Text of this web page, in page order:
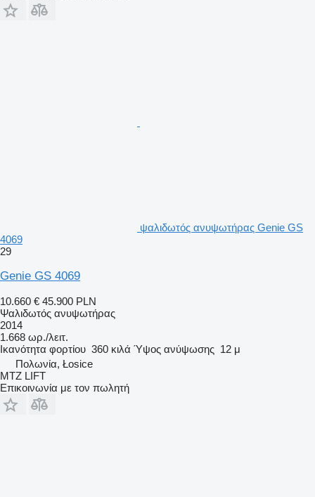
ψαλιδωτός ανυψωτήρας Genie GS
4069
29
Genie GS 4069
10.660 € 45.900 PLN
Ψαλιδωτός ανυψωτήρας
2014
1.668 ωρ./λειτ.
Ικανότητα φορτίου 360 κιλά Ύψος ανύψωσης 12 μ
Πολωνία, Łosice
MTZ LIFT
Επικοινωνία με τον πωλητή